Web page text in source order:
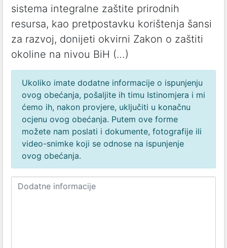
sistema integralne zaštite prirodnih
resursa, kao pretpostavku korištenja šansi
za razvoj, donijeti okvirni Zakon o zaštiti
okoline na nivou BiH (…)
Ukoliko imate dodatne informacije o ispunjenju
ovog obećanja, pošaljite ih timu Istinomjera i mi
ćemo ih, nakon provjere, uključiti u konačnu
ocjenu ovog obećanja. Putem ove forme
možete nam poslati i dokumente, fotografije ili
video-snimke koji se odnose na ispunjenje
ovog obećanja.